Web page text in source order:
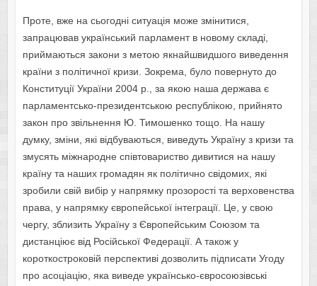
Проте, вже на сьогодні ситуація може змінитися,
запрацював український парламент в новому складі,
приймаються закони з метою якнайшвидшого виведення
країни з політичної кризи. Зокрема, було повернуто до
Конституції України 2004 р., за якою наша держава є
парламентсько-президентською республікою, прийнято
закон про звільнення Ю. Тимошенко тощо. На нашу
думку, зміни, які відбуваються, виведуть Україну з кризи та
змусять міжнародне співтовариство дивитися на нашу
країну та наших громадян як політично свідомих, які
зробили свій вибір у напрямку прозорості та верховенства
права, у напрямку європейської інтеграції. Це, у свою
чергу, зблизить Україну з Європейським Союзом та
дистанціює від Російської Федерації. А також у
короткостроковій перспективі дозволить підписати Угоду
про асоціацію, яка виведе українсько-євросоюзівські